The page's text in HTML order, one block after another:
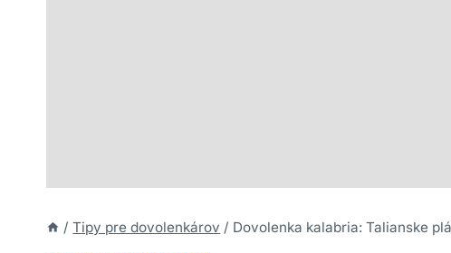
/ Tipy pre dovolenkárov / Dovolenka kalabria: Talianske